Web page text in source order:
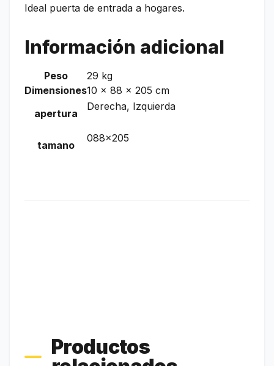
Ideal puerta de entrada a hogares.
Información adicional
Peso
29 kg
Dimensiones10 × 88 × 205 cm
apertura
Derecha, Izquierda
tamano
088×205
Productos